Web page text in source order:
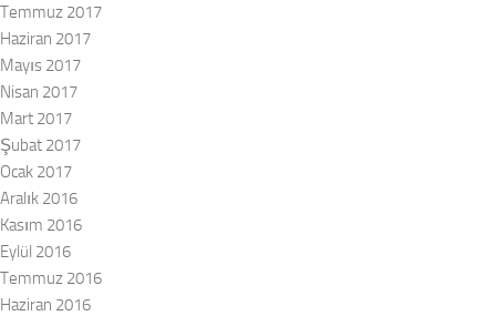
Temmuz 2017
Haziran 2017
Mayıs 2017
Nisan 2017
Mart 2017
Şubat 2017
Ocak 2017
Aralık 2016
Kasım 2016
Eylül 2016
Temmuz 2016
Haziran 2016